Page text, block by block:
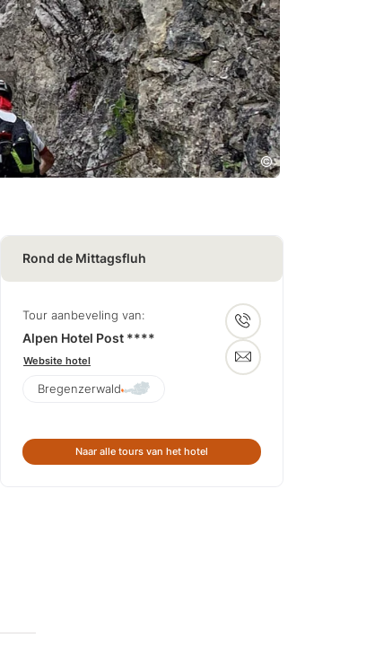
Rond de Mittagsfluh
Tour aanbeveling van:
Alpen Hotel Post ****
Website hotel
Bregenzerwald
Naar alle tours van het hotel